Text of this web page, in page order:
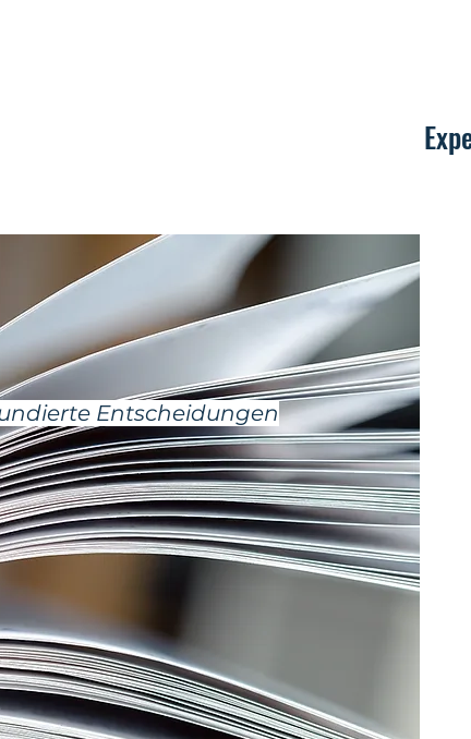
Entscheidungen